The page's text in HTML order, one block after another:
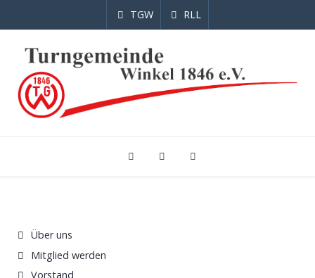
TGW RLL
Über uns
Mitglied werden
Vorstand